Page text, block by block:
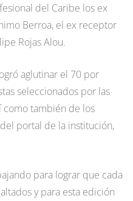
del Caribe los ex
Berroa, el ex receptor
Rojas Alou.
aglutinar el 70 por
seleccionados por las
como también de los
portal de la institución,
para lograr que cada
y para esta edición